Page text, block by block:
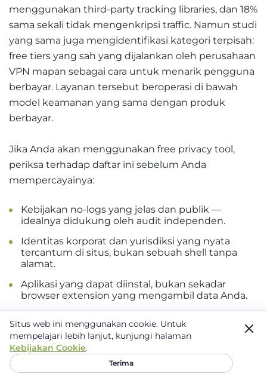
menggunakan third-party tracking libraries, dan 18%
sama sekali tidak mengenkripsi traffic. Namun studi
yang sama juga mengidentifikasi kategori terpisah:
free tiers yang sah yang dijalankan oleh perusahaan
VPN mapan sebagai cara untuk menarik pengguna
berbayar. Layanan tersebut beroperasi di bawah
model keamanan yang sama dengan produk
berbayar.
Jika Anda akan menggunakan free privacy tool,
periksa terhadap daftar ini sebelum Anda
mempercayainya:
Kebijakan no-logs yang jelas dan publik —
idealnya didukung oleh audit independen.
Identitas korporat dan yurisdiksi yang nyata
tercantum di situs, bukan sebuah shell tanpa
alamat.
Aplikasi yang dapat diinstal, bukan sekadar
browser extension yang mengambil data Anda.
free tier didanai (paid upgrades, bukan menjual
traffic).
DNS leak protection dan kill switch yang
berfungsi — setidaknya pada tier berbayar.
Situs web ini menggunakan cookie. Untuk
mempelajari lebih lanjut, kunjungi halaman
Kebijakan Cookie.
Terima